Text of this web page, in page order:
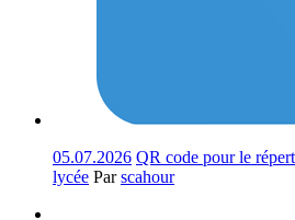
05.07.2026 QR code pour le
lycée Parscahour